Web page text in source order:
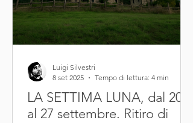
LA SETTIMA LUNA, dal 20
al 27 settembre. Ritiro di
Luigi Silvestri
8 set 2025
Tempo di lettura: 4 min